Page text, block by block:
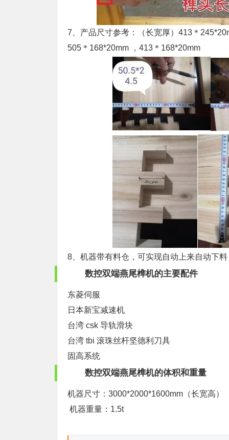
7、产品尺寸参考：（长宽厚）413＊
505＊168*20mm ，413＊168*20mm
8、机器带有料仓，可实现自动上来自动下
数控双端燕尾榫机的主要配件
东菱伺服
日本新宝减速机
台湾 csk 导轨滑块
台湾 tbi 滚珠丝杆坚德利刀具
固高系统
数控双端燕尾榫机的体积和重量
机器尺寸：3000*2000*1600mm（长宽高）
机器重量：1.5t